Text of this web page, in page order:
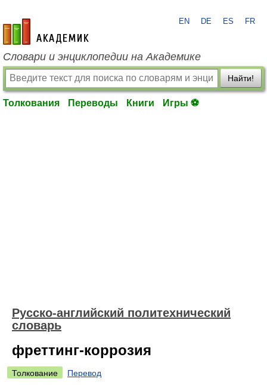
academic.ru
EN DE ES FR
Словари и энциклопедии на Академике
Найти!
Толкования Переводы Книги Игры ⚽
Русско-английский политехнический
словарь
фреттинг-коррозия
Толкование
Перевод